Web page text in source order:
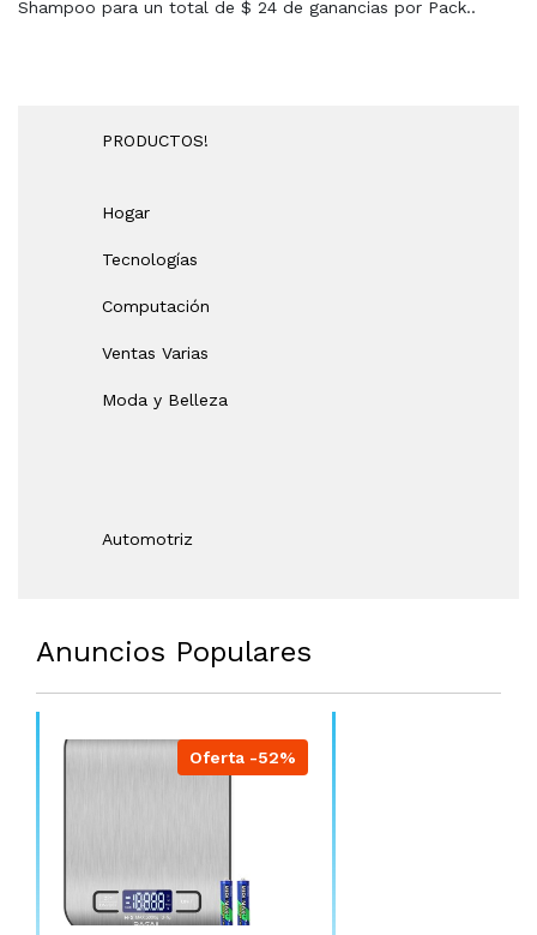
Shampoo para un total de $ 24 de ganancias por Pack..
PRODUCTOS!
Hogar
Tecnologías
Computación
Ventas Varias
Moda y Belleza
Automotriz
Anuncios Populares
Oferta -52%